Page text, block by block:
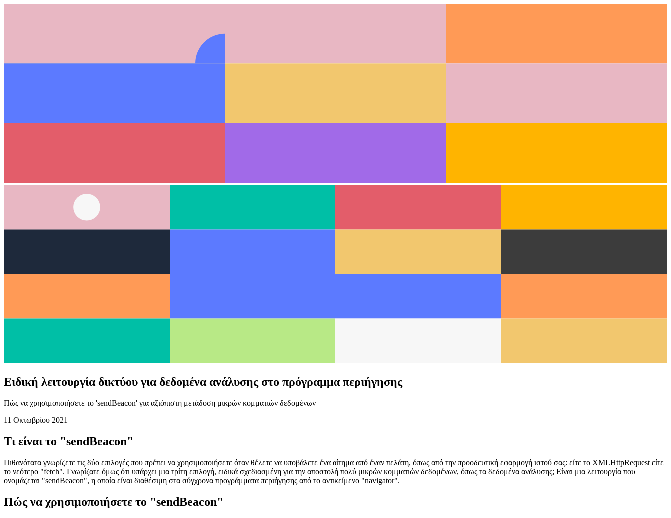
Ειδική λειτουργία δικτύου για δεδομένα ανάλυσης στο πρόγραμμα περιήγησης
Πώς να χρησιμοποιήσετε το 'sendBeacon' για αξιόπιστη μετάδοση μικρών κομματιών δεδομένων
11 Οκτωβρίου 2021
Τι είναι το "sendBeacon"
Πιθανότατα γνωρίζετε τις δύο επιλογές που πρέπει να χρησιμοποιήσετε όταν θέλετε να υποβάλετε ένα αίτημα από έναν πελάτη, όπως από την προοδευτική εφαρμογή ιστού σας: είτε το XMLHttpRequest είτε
το νεότερο "fetch". Γνωρίζατε όμως ότι υπάρχει μια τρίτη επιλογή, ειδικά σχεδιασμένη για την αποστολή πολύ μικρών κομματιών δεδομένων, όπως τα δεδομένα ανάλυσης; Είναι μια λειτουργία που
ονομάζεται "sendBeacon", η οποία είναι διαθέσιμη στα σύγχρονα προγράμματα περιήγησης από το αντικείμενο "navigator".